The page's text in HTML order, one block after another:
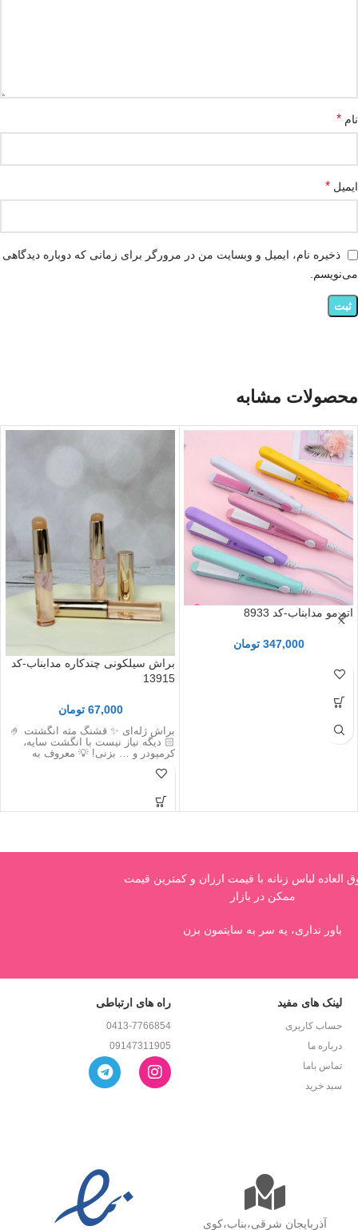
نام *
ایمیل *
ذخیره نام، ایمیل و وبسایت من در مرورگر برای زمانی که دوباره دیدگاهی
می‌نویسم.
محصولات مشابه
اتو مو مدابناب-کد 8933
347,000 تومان
براش سیلکونی چندکاره مدابناب-کد
13915
67,000 تومان
براش ژله‌ای ✨ قشنگ مثه انگشتت 🤌
🏻 دیگه نیاز نیست با انگشت سایه،
کرمپودر و … بزنی! 💡 معروف به
لباس زنانه با قیمت ارزان و کمترین قیمت
ممکن در بازار
باور نداری، یه سر به سایتمون بزن
لینک های مفید
حساب کاربری
درباره ما
تماس باما
سبد خرید
راه های ارتباطی
0413-7766854
09147311905
آذربایجان شرقی،بناب،کوی